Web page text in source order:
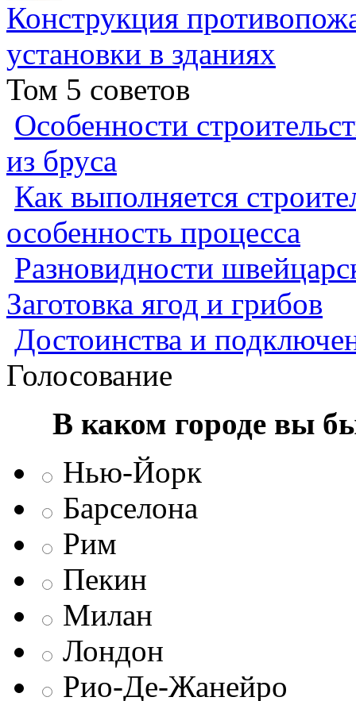
Конструкция
установки в зданиях
Том 5 советов
Особенности
из бруса
Как выполняется
особенность процесса
Разновидности
Заготовка ягод и грибов
Достоинства и
Голосование
В каком городе вы
Нью-Йорк
Барселона
Рим
Пекин
Милан
Лондон
Рио-Де-Жанейро